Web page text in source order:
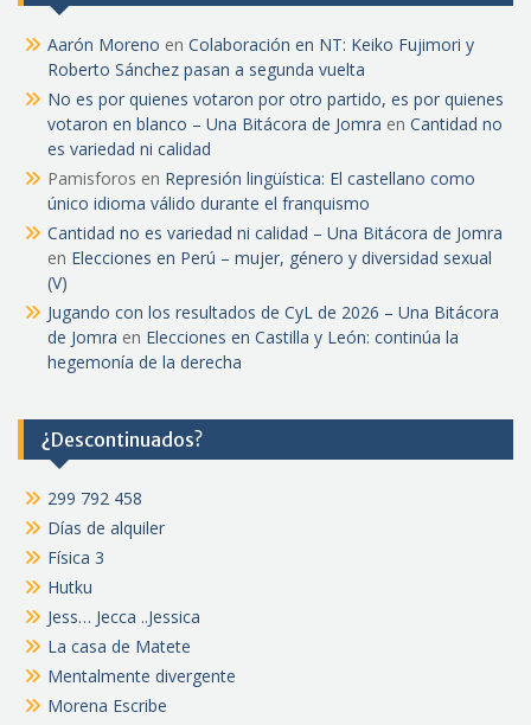
Aarón Moreno en Colaboración en NT: Keiko Fujimori y
Roberto Sánchez pasan a segunda vuelta
No es por quienes votaron por otro partido, es por quienes
votaron en blanco – Una Bitácora de Jomra en Cantidad no
es variedad ni calidad
Pamisforos en Represión lingüística: El castellano como
único idioma válido durante el franquismo
Cantidad no es variedad ni calidad – Una Bitácora de Jomra
en Elecciones en Perú – mujer, género y diversidad sexual
(V)
Jugando con los resultados de CyL de 2026 – Una Bitácora
de Jomra en Elecciones en Castilla y León: continúa la
hegemonía de la derecha
¿Descontinuados?
299 792 458
Días de alquiler
Física 3
Hutku
Jess… Jecca ..Jessica
La casa de Matete
Mentalmente divergente
Morena Escribe